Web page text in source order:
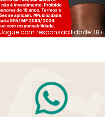
Jogue com responsabilidade. 18+